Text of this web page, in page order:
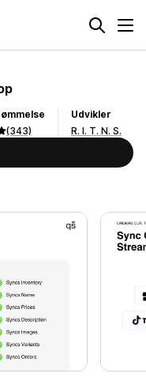
(343)
Udvikler
R. I. T. N. S.